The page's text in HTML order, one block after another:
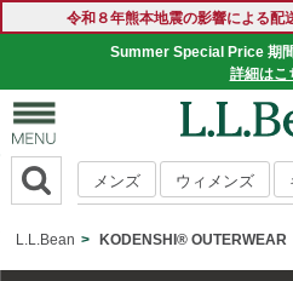
令和８年熊本地震の影響による配
Summer Special Price 期
詳細はこ
メンズ ウィメンズ
L.L.Bean KODENSHI® OUTERWEAR